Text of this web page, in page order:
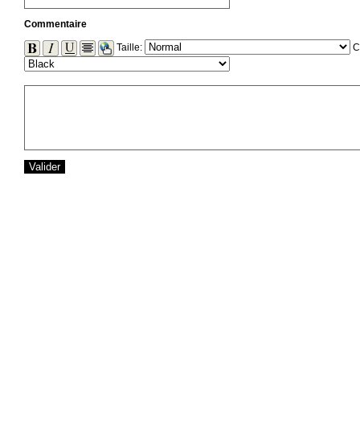
Commentaire
Taille: